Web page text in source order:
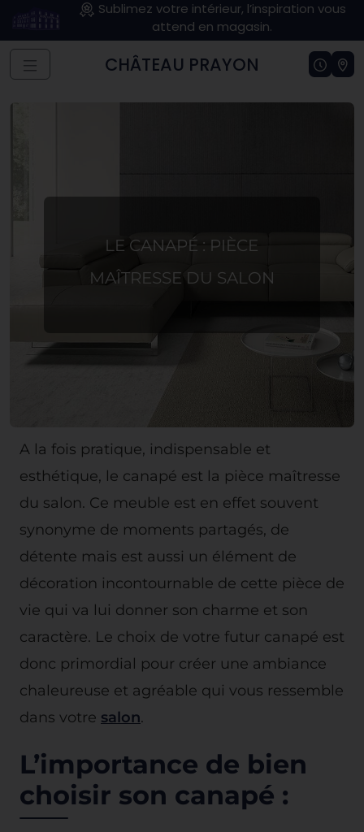
Sublimez votre intérieur, l’inspiration vous
attend en magasin.
CHÂTEAU PRAYON
LE CANAPÉ : PIÈCE
MAÎTRESSE DU SALON
A la fois pratique, indispensable et
esthétique, le canapé est la pièce maîtresse
du salon. Ce meuble est en effet souvent
synonyme de moments partagés, de
détente mais est aussi un élément de
décoration incontournable de cette pièce de
vie qui va lui donner son charme et son
caractère. Le choix de votre futur canapé est
donc primordial pour créer une ambiance
chaleureuse et agréable qui vous ressemble
dans votre salon.
L’importance de bien
choisir son canapé :